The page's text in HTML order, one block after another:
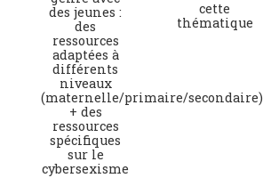
des jeunes :
des
ressources
adaptées à
différents
niveaux
(maternelle/primaire/secondaire)
+ des
ressources
spécifiques
sur le
cybersexisme
cette
thématique